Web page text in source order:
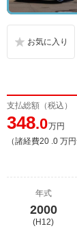
支払総額（税込）
348.0万円
（諸経費20 .0 万円
年式
2000
(H12)